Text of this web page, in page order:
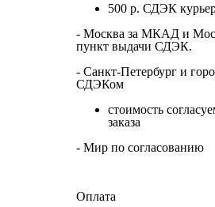
500 р. СДЭК
- Москва за МКАД и
пункт выдачи СДЭК.
- Санкт-Петербург и
СДЭКом
стоимость
заказа
- Мир по согласованию
Оплата